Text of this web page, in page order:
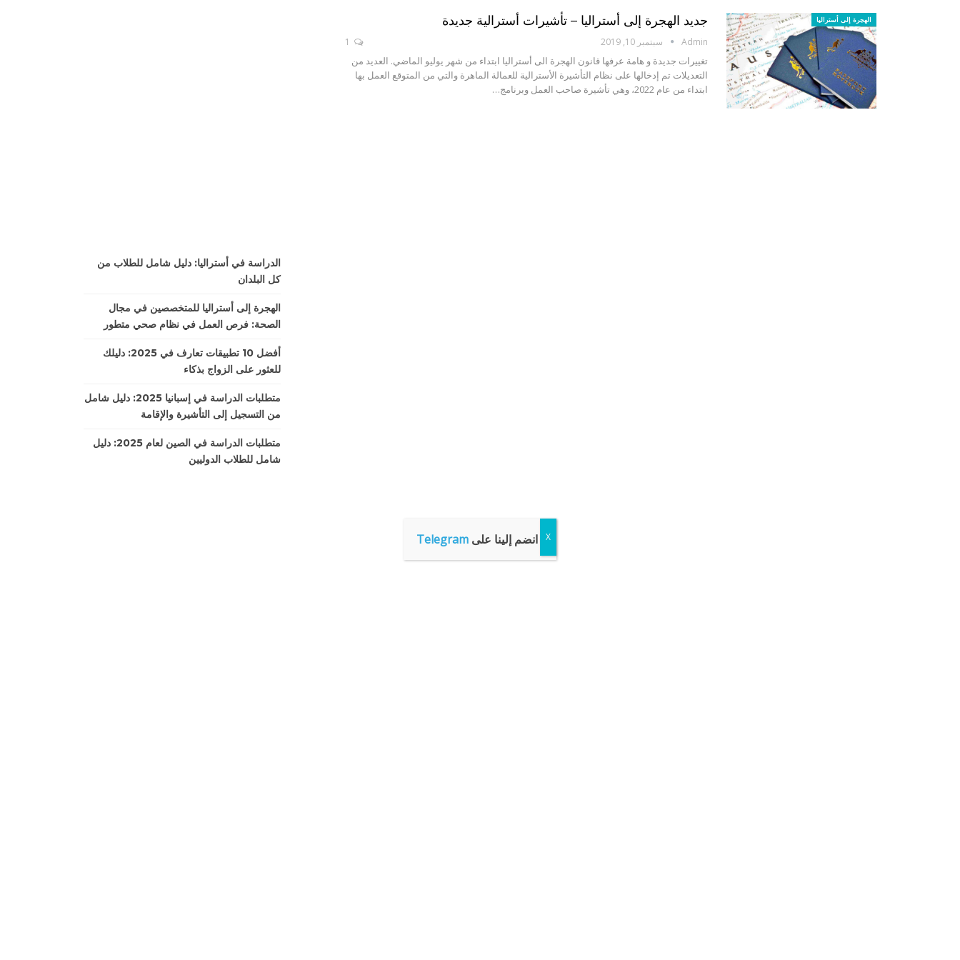
الهجرة إلى أستراليا جديد الهجرة إلى أستراليا – تأشيرات أسترالية جديدة
Admin سبتمبر 10, 2019
تغييرات جديدة و هامة عرفها قانون الهجرة الى أستراليا ابتداء من شهر يوليو الماضي. العديد من
التعديلات تم إدخالها على نظام التأشيرة الأسترالية للعمالة الماهرة والتي من المتوقع العمل بها
ابتداء من عام 2022، وهي تأشيرة صاحب العمل وبرنامج…
الدراسة في أستراليا: دليل شامل للطلاب من
كل البلدان
الهجرة إلى أستراليا للمتخصصين في مجال
الصحة: فرص العمل في نظام صحي متطور
أفضل 10 تطبيقات تعارف في 2025: دليلك
للعثور على الزواج بذكاء
متطلبات الدراسة في إسبانيا 2025: دليل شامل
من التسجيل إلى التأشيرة والإقامة
متطلبات الدراسة في الصين لعام 2025: دليل
شامل للطلاب الدوليين
انضم إلينا على Telegram